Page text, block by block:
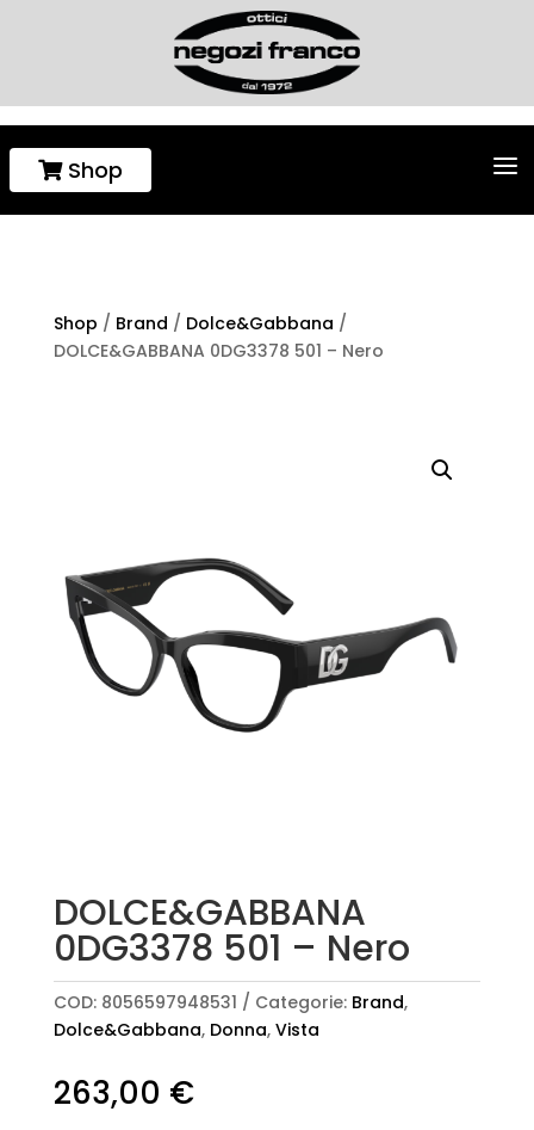
 Shop a
Shop / Brand / Dolce&Gabbana /
DOLCE&GABBANA 0DG3378 501 – Nero
DOLCE&GABBANA
0DG3378 501 – Nero
COD: 8056597948531 Categorie: Brand,
Dolce&Gabbana, Donna, Vista
263,00 €